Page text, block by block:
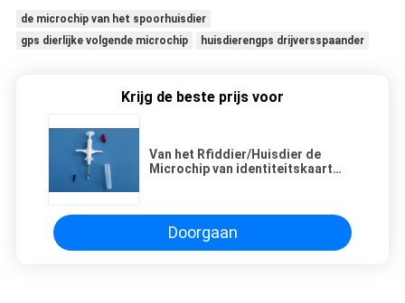
de microchip van het spoorhuisdier
gps dierlijke volgende microchip
huisdierengps drijversspaander
Krijg de beste prijs voor
Van het Rfiddier/Huisdier de
Microchip van identiteitskaart
Doorgaan